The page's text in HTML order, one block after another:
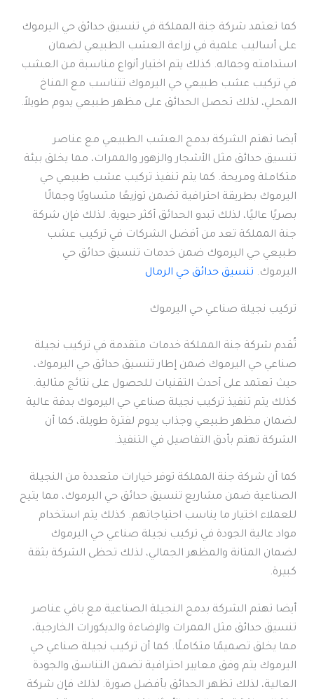
كما تعتمد شركة جنة المملكة في تنسيق حدائق حي اليرموك
على أساليب علمية في زراعة العشب الطبيعي لضمان
استدامته وجماله. كذلك يتم اختيار أنواع مناسبة من العشب
في تركيب عشب طبيعي حي اليرموك تتناسب مع المناخ
المحلي، لذلك تحصل الحدائق على مظهر طبيعي يدوم طويلاً.
أيضا تهتم الشركة بدمج العشب الطبيعي مع عناصر
تنسيق حدائق مثل الأشجار والزهور والممرات، مما يخلق بيئة
متكاملة ومريحة. كما يتم تنفيذ تركيب عشب طبيعي حي
اليرموك بطريقة احترافية تضمن توزيعًا متساويًا وجمالًا
بصريًا عاليًا، لذلك تبدو الحدائق أكثر حيوية. لذلك فإن شركة
جنة المملكة تعد من أفضل الشركات في تركيب عشب
طبيعي حي اليرموك ضمن خدمات تنسيق حدائق حي
اليرموك. تنسيق حدائق حي الرمال
تركيب نجيلة صناعي حي اليرموك
تُقدم شركة جنة المملكة خدمات متقدمة في تركيب نجيلة
صناعي حي اليرموك ضمن إطار تنسيق حدائق حي اليرموك،
حيث تعتمد على أحدث التقنيات للحصول على نتائج مثالية.
كذلك يتم تنفيذ تركيب نجيلة صناعي حي اليرموك بدقة عالية
لضمان مظهر طبيعي وجذاب يدوم لفترة طويلة، كما أن
الشركة تهتم بأدق التفاصيل في التنفيذ.
كما أن شركة جنة المملكة توفر خيارات متعددة من النجيلة
الصناعية ضمن مشاريع تنسيق حدائق حي اليرموك، مما يتيح
للعملاء اختيار ما يناسب احتياجاتهم. كذلك يتم استخدام
مواد عالية الجودة في تركيب نجيلة صناعي حي اليرموك
لضمان المتانة والمظهر الجمالي، لذلك تحظى الشركة بثقة
كبيرة.
أيضا تهتم الشركة بدمج النجيلة الصناعية مع باقي عناصر
تنسيق حدائق مثل الممرات والإضاءة والديكورات الخارجية،
مما يخلق تصميمًا متكاملًا. كما أن تركيب نجيلة صناعي حي
اليرموك يتم وفق معايير احترافية تضمن التناسق والجودة
العالية، لذلك تظهر الحدائق بأفضل صورة. لذلك فإن شركة